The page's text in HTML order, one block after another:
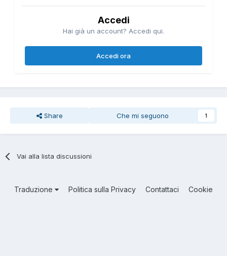
Accedi
Hai già un account? Accedi qui.
Accedi ora
Share Che mi seguono 1
Vai alla lista discussioni
Traduzione Politica sulla Privacy Contattaci Cookie